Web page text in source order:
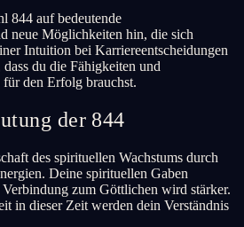
844 auf bedeutende
neue Möglichkeiten hin, die sich
Intuition bei Karriereentscheidungen
du die Fähigkeiten und
den Erfolg brauchst.
der 844
des spirituellen Wachstums durch
Deine spirituellen Gaben
zum Göttlichen wird stärker.
in dieser Zeit werden dein Verständnis